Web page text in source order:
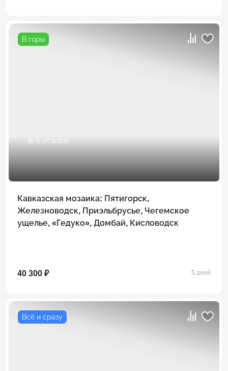
В горы
5/ 5 отзывов
Кавказская мозаика: Пятигорск,
Железноводск, Приэльбрусье, Чегемское
ущелье, «Гедуко», Домбай, Кисловодск
40 300 ₽ 5 дней
Всё и сразу